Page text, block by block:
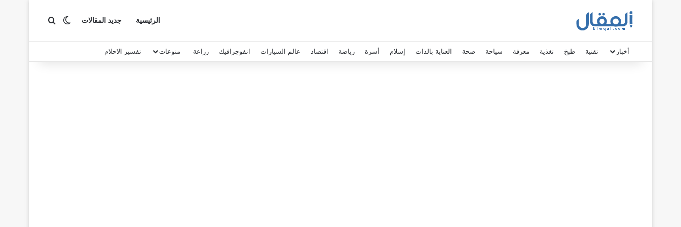
الرئيسية جديد المقالات الوضع المظلم
بحث عن
أخبار تقنية طبخ تغذية معرفة سياحة صحة العناية بالذات إسلام أسرة رياضة اقتصاد عالم السيارات انفوجرافيك زراعة منوعات تفسير الاحلام